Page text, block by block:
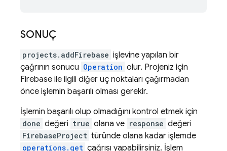
SONUÇ
projects.addFirebase işlevine yapılan bir
çağrının sonucu Operation olur. Projeniz için
Firebase ile ilgili diğer uç noktaları çağırmadan
önce işlemin başarılı olması gerekir.
İşlemin başarılı olup olmadığını kontrol etmek için
done değeri true olana ve response değeri
FirebaseProject türünde olana kadar işlemde
operations.get çağrısı yapabilirsiniz. İşlem